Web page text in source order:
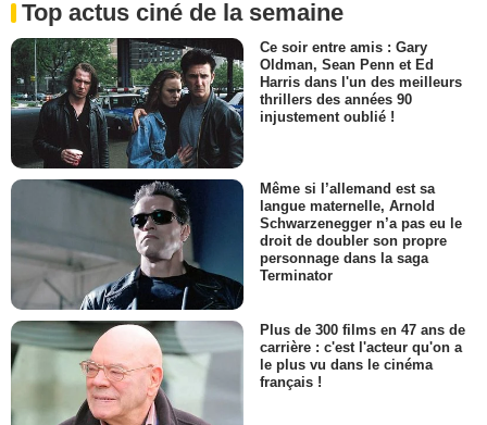
Top actus ciné de la semaine
Ce soir entre amis : Gary
Oldman, Sean Penn et Ed
Harris dans l'un des meilleurs
thrillers des années 90
injustement oublié !
Même si l’allemand est sa
langue maternelle, Arnold
Schwarzenegger n’a pas eu le
droit de doubler son propre
personnage dans la saga
Terminator
Plus de 300 films en 47 ans de
carrière : c'est l'acteur qu'on a
le plus vu dans le cinéma
français !